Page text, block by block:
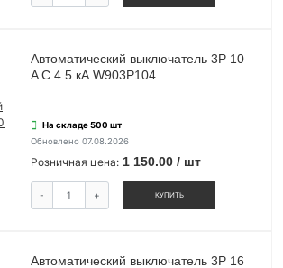
Автоматический выключатель 3P 10
A C 4.5 кА W903P104
На складе 500 шт
Обновлено 07.08.2026
Розничная цена: 1 150.00 / шт
- + КУПИТЬ
Автоматический выключатель 3P 16